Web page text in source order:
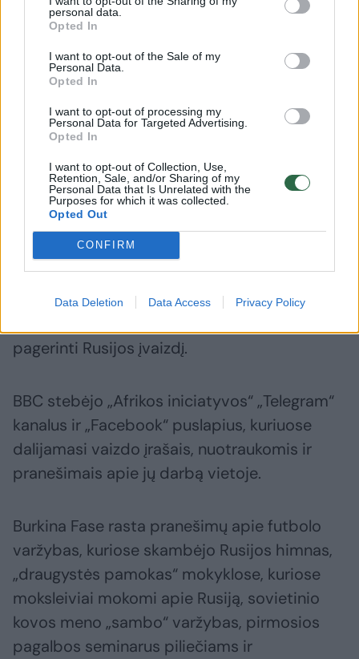
personal data.
Opted In
I want to opt-out of the Sale of my
Personal Data.
Opted In
I want to opt-out of processing my
Personal Data for Targeted Advertising.
Opted In
I want to opt-out of Collection, Use,
Retention, Sale, and/or Sharing of my
Personal Data that Is Unrelated with the
Purposes for which it was collected.
Opted Out
CONFIRM
Data Deletion Data Access Privacy Policy
Rusijos įtaka Afrikoje.
AFP/Scanpix nuotr.
BBC ji teigia nesutinkanti, kad regionus
reportažai atspindi jos pačios nuomonę ir „jie
nėra nukreipti Rusijos naudai“.
Be spaudos kelionių, „Afrikos iniciatyvos“
vietos filialai Vakarų Afrikos Sahelio regione
aktyviai dalyvavo bendruomenės
pagerinti Rusijos įvaizdį.
BBC stebėjo „Afrikos iniciatyvos“ „Telegram“
kanalus ir „Facebook“ puslapius, kuriuose
dalijamasi vaizdo įrašais, nuotraukomis ir
pranešimais apie jų darbą vietoje.
Burkina Fase rasta pranešimų apie futbolo
varžybas, kuriose skambėjo Rusijos himnas,
„draugystės pamokas“ mokyklose, kuriose
moksleiviai mokomi apie Rusiją, sovietinio
kovos meno „sambo“ varžybas, pirmosios
pagalbos seminarus piliečiams ir